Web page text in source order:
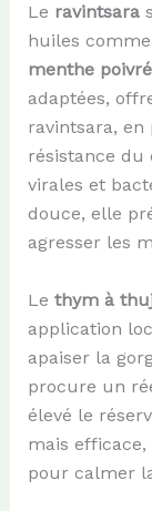
Le ravintsara
huiles
menthe
adaptées,
ravintsara, en
résistance du
virales et
douce, elle
agresser les
Le thym à
application
apaiser la
procure un
élevé le
mais
pour calmer